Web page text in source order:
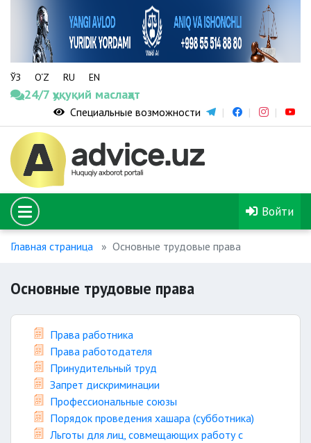
ЎЗ O‘Z RU EN
24/7 ҳуқуқий маслаҳат
Специальные возможности
Войти
Главная страница Основные трудовые права
Основные трудовые права
Права работника
Права работодателя
Принудительный труд
Запрет дискриминации
Профессиональные союзы
Порядок проведения хашара (субботника)
Льготы для лиц, совмещающих работу с